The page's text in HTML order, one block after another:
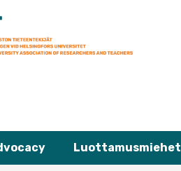
Luottamusmiehet